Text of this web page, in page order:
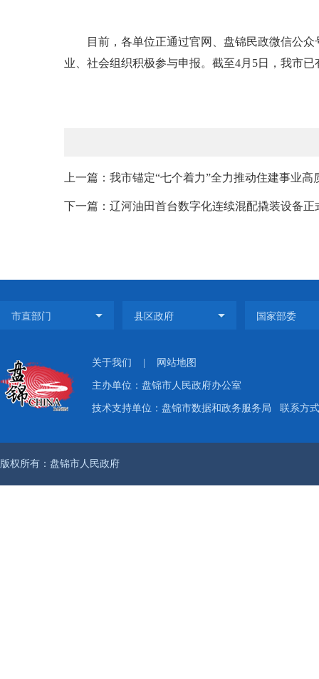
目前，各单位正通过官网、盘锦民政微信公众
业、社会组织积极参与申报。截至4月5日，我市
上一篇：我市锚定“七个着力”全力推动住建事业高
下一篇：辽河油田首台数字化连续混配撬装设备正
关于我们 网站地图
主办单位：盘锦市人民政府办公室
技术支持单位：盘锦市数据和政务服务局 联系方
版权所有：盘锦市人民政府